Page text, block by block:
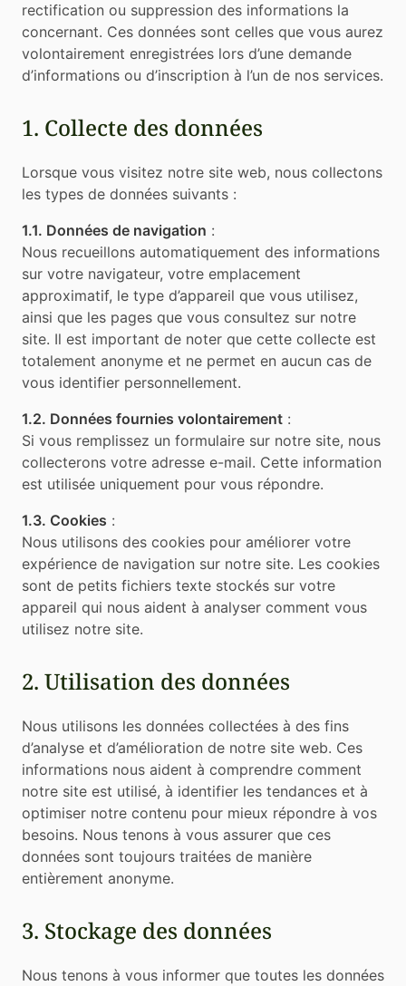
rectification ou suppression des informations la
concernant. Ces données sont celles que vous aurez
volontairement enregistrées lors d’une demande
d’informations ou d’inscription à l’un de nos services.
1. Collecte des données
Lorsque vous visitez notre site web, nous collectons
les types de données suivants :
1.1. Données de navigation :
Nous recueillons automatiquement des informations
sur votre navigateur, votre emplacement
approximatif, le type d’appareil que vous utilisez,
ainsi que les pages que vous consultez sur notre
site. Il est important de noter que cette collecte est
totalement anonyme et ne permet en aucun cas de
vous identifier personnellement.
1.2. Données fournies volontairement :
Si vous remplissez un formulaire sur notre site, nous
collecterons votre adresse e-mail. Cette information
est utilisée uniquement pour vous répondre.
1.3. Cookies :
Nous utilisons des cookies pour améliorer votre
expérience de navigation sur notre site. Les cookies
sont de petits fichiers texte stockés sur votre
appareil qui nous aident à analyser comment vous
utilisez notre site.
2. Utilisation des données
Nous utilisons les données collectées à des fins
d’analyse et d’amélioration de notre site web. Ces
informations nous aident à comprendre comment
notre site est utilisé, à identifier les tendances et à
optimiser notre contenu pour mieux répondre à vos
besoins. Nous tenons à vous assurer que ces
données sont toujours traitées de manière
entièrement anonyme.
3. Stockage des données
Nous tenons à vous informer que toutes les données